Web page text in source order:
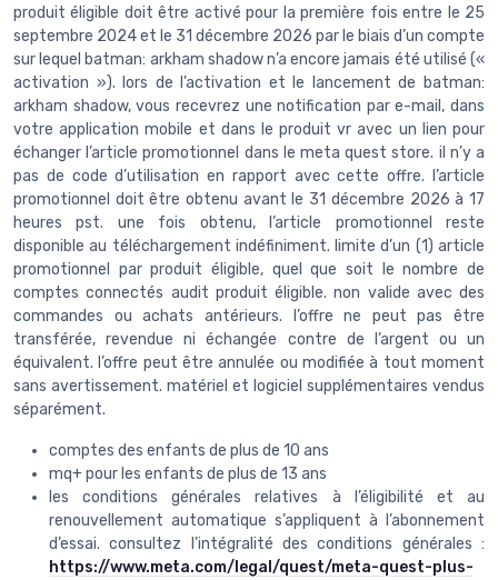
produit éligible doit être activé pour la première fois entre le 25
septembre 2024 et le 31 décembre 2026 par le biais d’un compte
sur lequel batman: arkham shadow n’a encore jamais été utilisé («
activation »). lors de l’activation et le lancement de batman:
arkham shadow, vous recevrez une notification par e-mail, dans
votre application mobile et dans le produit vr avec un lien pour
échanger l’article promotionnel dans le meta quest store. il n’y a
pas de code d’utilisation en rapport avec cette offre. l’article
promotionnel doit être obtenu avant le 31 décembre 2026 à 17
heures pst. une fois obtenu, l’article promotionnel reste
disponible au téléchargement indéfiniment. limite d’un (1) article
promotionnel par produit éligible, quel que soit le nombre de
comptes connectés audit produit éligible. non valide avec des
commandes ou achats antérieurs. l’offre ne peut pas être
transférée, revendue ni échangée contre de l’argent ou un
équivalent. l’offre peut être annulée ou modifiée à tout moment
sans avertissement. matériel et logiciel supplémentaires vendus
séparément.
comptes des enfants de plus de 10 ans
mq+ pour les enfants de plus de 13 ans
les conditions générales relatives à l’éligibilité et au
renouvellement automatique s’appliquent à l’abonnement
d’essai. consultez l’intégralité des conditions générales :
https://www.meta.com/legal/quest/meta-quest-plus-